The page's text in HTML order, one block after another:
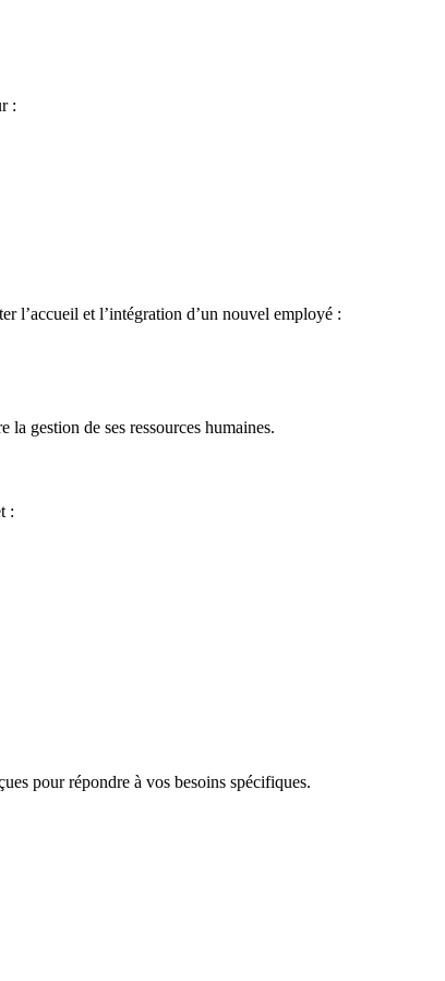
:
l’accueil et l’intégration d’un nouvel employé :
gestion de ses ressources humaines.
:
pour répondre à vos besoins spécifiques.